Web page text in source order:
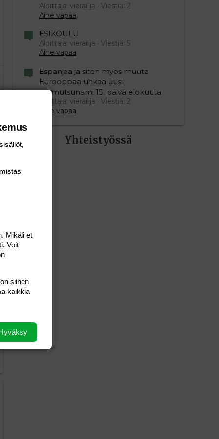
Aloittaja: vierailija
Viestiä: 2
Aihe vapaa
ESIKOULU
Aloittaja: vierailija
Viestiä: 5
Aihe vapaa
Espanjaa ja siten myös muuta
Eurooppaa uhkaa uusi
mamutsunami 15. päivä elokuuta
Aloittaja: vierailija
Viestiä: 2
Aihe vapaa
Yhteistyössä
Mikäli et
Voit
siihen
kaikkia